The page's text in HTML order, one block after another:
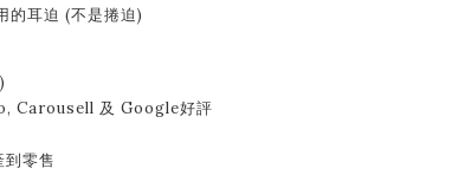
的耳迫 (不是捲迫)
Carousell 及 Google好評
到零售